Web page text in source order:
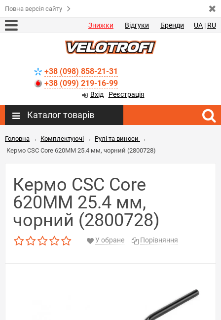
Повна версія сайту
Знижки Відгуки Бренди UA | RU
+38 (098) 858-21-31
+38 (099) 219-16-99
Вхід Реєстрація
Каталог товарів
Головна → Комплектуючі → Рулі та виноси →
Кермо CSC Core 620MM 25.4 мм, чорний (2800728)
Кермо CSC Core
620MM 25.4 мм,
чорний (2800728)
У обране Порівняння